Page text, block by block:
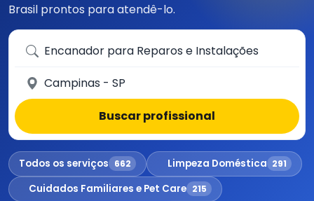
Brasil prontos para atendê-lo.
Que serviço você precisa?
Em qual cidade?
Buscar profissional
Todos os serviços 662 Limpeza Doméstica 291
Cuidados Familiares e Pet Care 215